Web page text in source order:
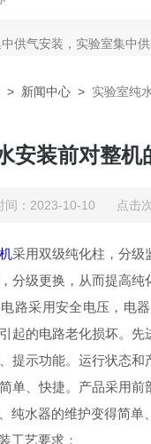
供气安装，实验室集中供水系
> 新闻中心 > 实验室纯
安装前对整机
间：2023-10-10 点击
采用双级纯化柱，分级
分级更换，从而提高纯
路采用安全电压，电
起的电路老化损坏。先
提示功能。运行状态和
单、快捷。产品采用前
纯水器的维护变得简单
艺要求：